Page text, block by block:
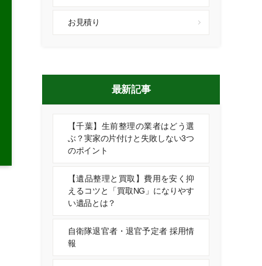
お見積り
最新記事
【千葉】生前整理の業者はどう選
ぶ？実家の片付けと失敗しない3つ
のポイント
【遺品整理と買取】費用を安く抑
えるコツと「買取NG」になりやす
い遺品とは？
自衛隊退官者・退官予定者 採用情
報